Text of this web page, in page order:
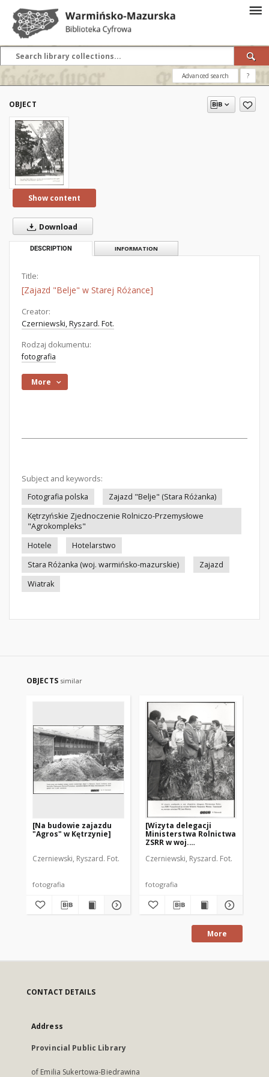
Advanced search ?
OBJECT
Show content
Download
DESCRIPTION INFORMATION
Title:
[Zajazd "Belje" w Starej Różance]
Creator:
Czerniewski, Ryszard. Fot.
Rodzaj dokumentu:
fotografia
More
Subject and keywords:
Fotografia polska
Zajazd "Belje" (Stara Różanka)
Kętrzyńskie Zjednoczenie Rolniczo-Przemysłowe
"Agrokompleks"
Hotele
Hotelarstwo
Stara Różanka (woj. warmińsko-mazurskie)
Zajazd
Wiatrak
OBJECTS similar
[Na budowie zajazdu
"Agros" w Kętrzynie]
Czerniewski, Ryszard. Fot.
fotografia
[Wizyta delegacji
Ministerstwa Rolnictwa
ZSRR w woj.
Czerniewski, Ryszard. Fot.
fotografia
More
CONTACT DETAILS
Address
Provincial Public Library
of Emilia Sukertowa-Biedrawina